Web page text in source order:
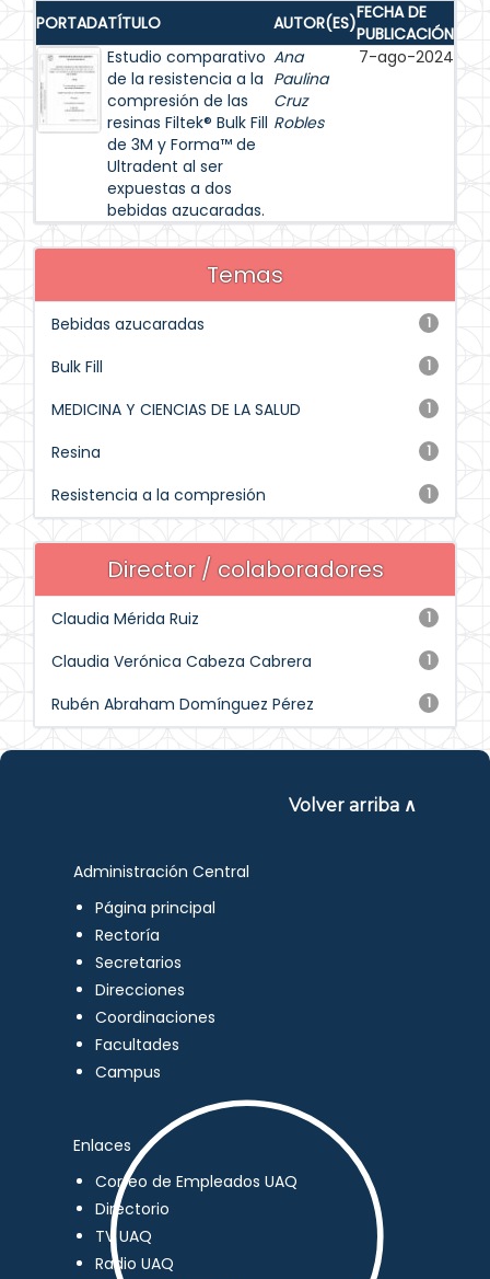
PORTADATÍTULO AUTOR(ES)FECHA DE
PUBLICACIÓN
Estudio comparativo
de la resistencia a la
compresión de las
resinas Filtek® Bulk Fill
de 3M y Forma™ de
Ultradent al ser
expuestas a dos
bebidas azucaradas.
Ana
Paulina
Cruz
Robles
7-ago-2024
Temas
1
Bebidas azucaradas
1
Bulk Fill
1
MEDICINA Y CIENCIAS DE LA SALUD
1
Resina
1
Resistencia a la compresión
Director / colaboradores
1
Claudia Mérida Ruiz
1
Claudia Verónica Cabeza Cabrera
1
Rubén Abraham Domínguez Pérez
Volver arriba ∧
Administración Central
Página principal
Rectoría
Secretarios
Direcciones
Coordinaciones
Facultades
Campus
Enlaces
Correo de Empleados UAQ
Directorio
TV UAQ
Radio UAQ